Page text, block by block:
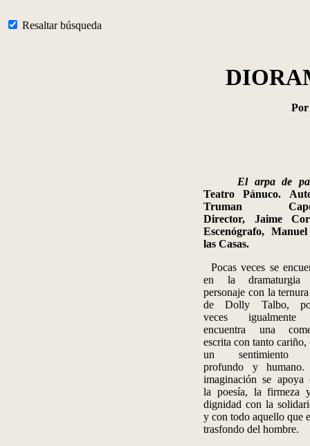
Resaltar búsqueda
El arpa de
Teatro Pánuco.
Truman
Director, Jaime
Escenógrafo,
las Casas.
Pocas veces se
en la dramaturgia
personaje con la
de Dolly Talbo,
veces igualmente
encuentra una
escrita con tanto cariño,
un sentimiento
profundo y
imaginación se apoya
la poesía, la firmeza
dignidad con la
y con todo aquello que
trasfondo del hombre.